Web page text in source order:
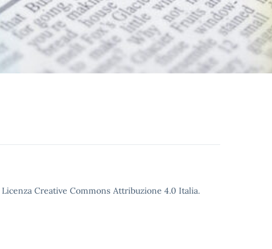
Creative Commons Attribuzione 4.0 Italia.